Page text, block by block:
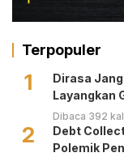
Terpopuler
1
Dirasa
Layangkan
Dibaca 392
2
Debt
Polemik